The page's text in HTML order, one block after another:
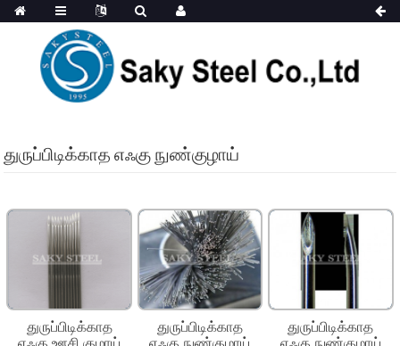
துருப்பிடிக்காத எஃகு நுண்குழாய்
துருப்பிடிக்காத
எஃகு ஊசி குழாய்
துருப்பிடிக்காத
எஃகு நுண்குழாய்
துருப்பிடிக்காத
எஃகு நுண்குழாய்